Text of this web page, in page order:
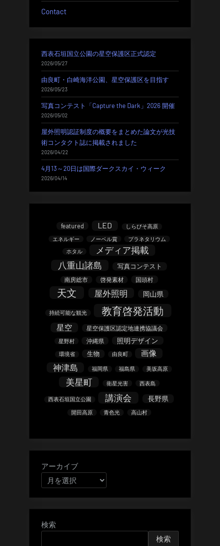
Contact
西表石垣国立公園の星空保護区正式認定
2026/05/27
由良町・白崎海洋公園、星空保護区を目指す
2026/05/23
写真コンテスト「Capture the Dark」2026 開催
2026/05/02
屋外照明認証制度の概要をまとめた論文が光技
術コンタクト誌に掲載されました
2026/04/22
4月13～20日は国際ダークスカイ・ウィーク
2026/04/14
featured LED
しらびそ高原
エネルギー
ノーベル賞
プラネタリウム
ホタル
メディア掲載
八重山諸島
写真コンテスト
南房総市 啓発素材 国頭村
天文 屋外照明 岡山県
持続可能な観光 教育啓発活動
星空 星空保護区認定地連携協議会
星野村 沖縄県 照明デザイン
環境省 生物 由良町 画像
神津島 福岡県 福島県 美坂高原
美星町 衛星光害 西表島
西表石垣国立公園 講演会 長野県
開田高原 青色光 高山村
アーカイブ
検索
検索